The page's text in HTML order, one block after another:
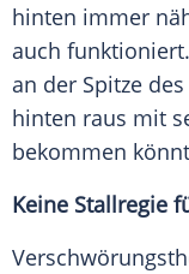
hinten immer
auch
an der Spitze
hinten raus mit
bekommen
Keine Stallregie